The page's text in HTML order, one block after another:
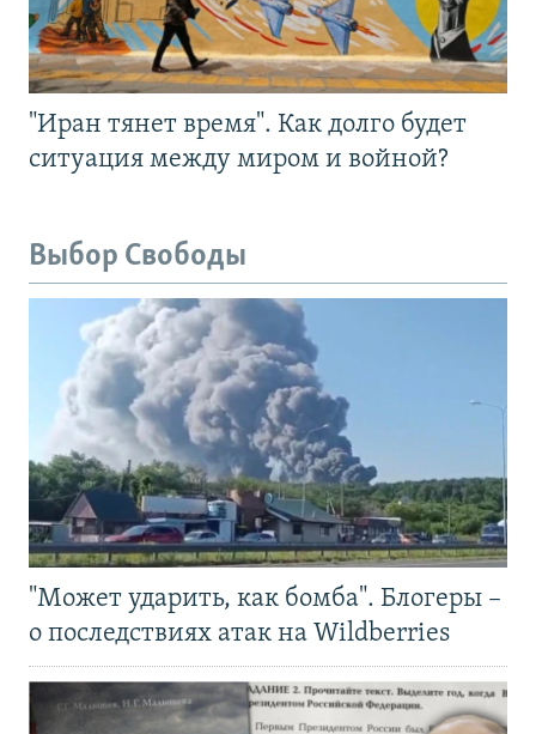
"Иран тянет время". Как долго будет
ситуация между миром и войной?
Выбор Свободы
"Может ударить, как бомба". Блогеры –
о последствиях атак на Wildberries